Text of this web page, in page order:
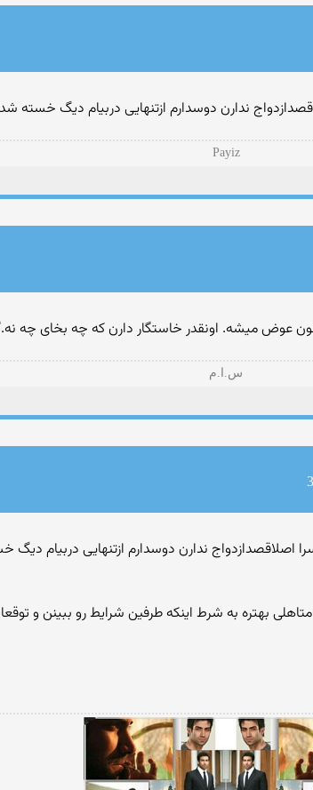
ندارن دوسدارم ازتنهایی دربیام دیگ خسته
Payiz
عوض میشه. اونقدر خاستگار دارن که چه بخای چه
س.ا.م
متاهلی بهتره به شرط اینکه طرفین شرایط رو ببینن و